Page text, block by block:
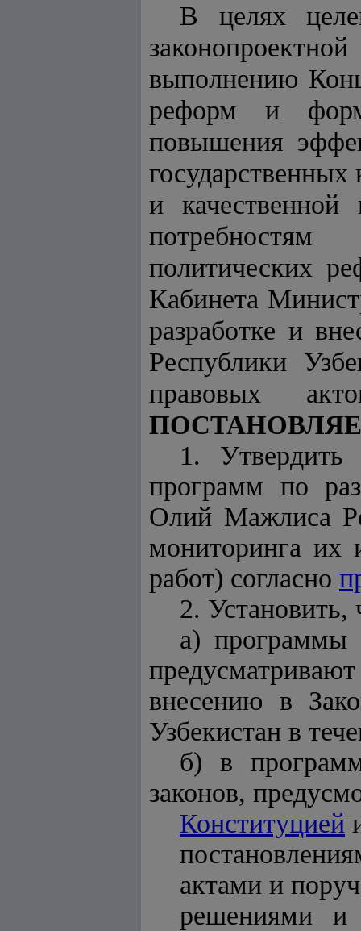
В целях
выполнению
реформ и
повышения
государственных
и качественной
потребностям
политических
Кабинета
разработке и
Республики
правовых
1.
программ по
Олий Мажлиса
мониторинга их
работ) согласно
2. Установить,
а) программы
внесению в
Узбекистан в
б) в
законов,
Конституцией
актами и
решениями и